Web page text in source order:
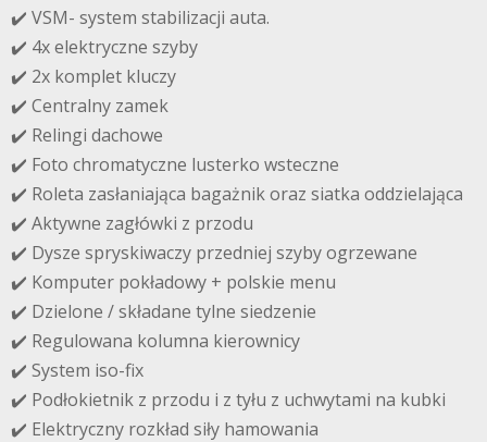
✔️ VSM- system stabilizacji auta.
✔️ 4x elektryczne szyby
✔️ 2x komplet kluczy
✔️ Centralny zamek
✔️ Relingi dachowe
✔️ Foto chromatyczne lusterko wsteczne
✔️ Roleta zasłaniająca bagażnik oraz siatka oddzielająca
✔️ Aktywne zagłówki z przodu
✔️ Dysze spryskiwaczy przedniej szyby ogrzewane
✔️ Komputer pokładowy + polskie menu
✔️ Dzielone / składane tylne siedzenie
✔️ Regulowana kolumna kierownicy
✔️ System iso-fix
✔️ Podłokietnik z przodu i z tyłu z uchwytami na kubki
✔️ Elektryczny rozkład siły hamowania